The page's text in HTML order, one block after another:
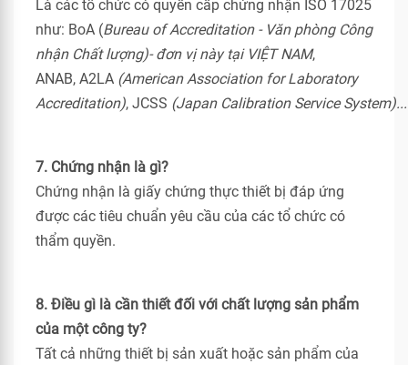
Là các tổ chức có quyền cấp chứng nhận ISO 17025
như: BoA (Bureau of Accreditation - Văn phòng Công
nhận Chất lượng)- đơn vị này tại VIỆT NAM,
ANAB, A2LA (American Association for Laboratory
Accreditation), JCSS (Japan Calibration Service System)...
7. Chứng nhận là gì?
Chứng nhận là giấy chứng thực thiết bị đáp ứng
được các tiêu chuẩn yêu cầu của các tổ chức có
thẩm quyền.
8. Điều gì là cần thiết đối với chất lượng sản phẩm
của một công ty?
Tất cả những thiết bị sản xuất hoặc sản phẩm của